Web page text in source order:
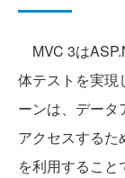
MVC 3は
体テストを実現
ーンは、データ
アクセスするた
を利用するこ